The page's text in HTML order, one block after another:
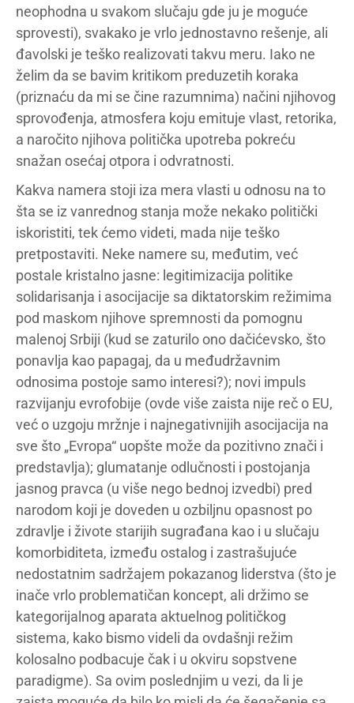
neophodna u svakom slučaju gde ju je moguće
sprovesti), svakako je vrlo jednostavno rešenje, ali
đavolski je teško realizovati takvu meru. Iako ne
želim da se bavim kritikom preduzetih koraka
(priznaću da mi se čine razumnima) načini njihovog
sprovođenja, atmosfera koju emituje vlast, retorika,
a naročito njihova politička upotreba pokreću
snažan osećaj otpora i odvratnosti.
Kakva namera stoji iza mera vlasti u odnosu na to
šta se iz vanrednog stanja može nekako politički
iskoristiti, tek ćemo videti, mada nije teško
pretpostaviti. Neke namere su, međutim, već
postale kristalno jasne: legitimizacija politike
solidarisanja i asocijacije sa diktatorskim režimima
pod maskom njihove spremnosti da pomognu
malenoj Srbiji (kud se zaturilo ono dačićevsko, što
ponavlja kao papagaj, da u međudržavnim
odnosima postoje samo interesi?); novi impuls
razvijanju evrofobije (ovde više zaista nije reč o EU,
već o uzgoju mržnje i najnegativnijih asocijacija na
sve što „Evropa“ uopšte može da pozitivno znači i
predstavlja); glumatanje odlučnosti i postojanja
jasnog pravca (u više nego bednoj izvedbi) pred
narodom koji je doveden u ozbiljnu opasnost po
zdravlje i živote starijih sugrađana kao i u slučaju
komorbiditeta, između ostalog i zastrašujuće
nedostatnim sadržajem pokazanog liderstva (što je
inače vrlo problematičan koncept, ali držimo se
kategorijalnog aparata aktuelnog političkog
sistema, kako bismo videli da ovdašnji režim
kolosalno podbacuje čak i u okviru sopstvene
paradigme). Sa ovim poslednjim u vezi, da li je